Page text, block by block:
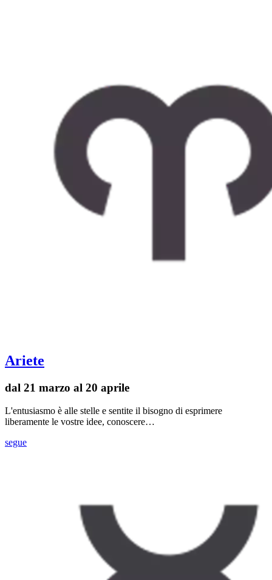
Ariete
dal 21 marzo al 20 aprile
L'entusiasmo è alle stelle e sentite il bisogno di esprimere
liberamente le vostre idee, conoscere…
segue